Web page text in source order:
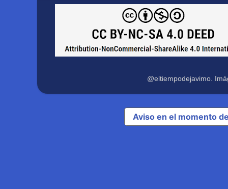
@eltiempodejavimo.
Aviso en el momento